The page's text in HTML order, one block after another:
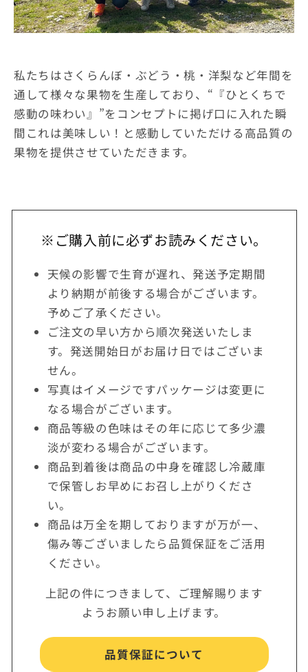
私たちはさくらんぼ・ぶどう・桃・洋梨など年間を
通して様々な果物を生産しており、“『ひとくちで
感動の味わい』”をコンセプトに掲げ口に入れた瞬
間これは美味しい！と感動していただける高品質の
果物を提供させていただきます。
※ご購入前に必ずお読みください。
天候の影響で生育が遅れ、発送予定期間
より納期が前後する場合がございます。
予めご了承ください。
ご注文の早い方から順次発送いたしま
す。発送開始日がお届け日ではございま
せん。
写真はイメージですパッケージは変更に
なる場合がございます。
商品等級の色味はその年に応じて多少濃
淡が変わる場合がございます。
商品到着後は商品の中身を確認し冷蔵庫
で保管しお早めにお召し上がりくださ
い。
商品は万全を期しておりますが万が一、
傷み等ございましたら品質保証をご活用
ください。
上記の件につきまして、ご理解賜ります
ようお願い申し上げます。
品質保証について